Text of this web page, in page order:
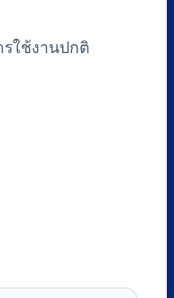
ใช้งานปกติ